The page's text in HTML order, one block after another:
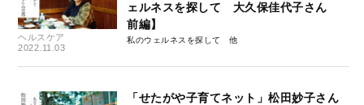
ヘルスケア
2022.11.03
ェルネスを探して 大久保佳代子さん
前編】
私のウェルネスを探して
「せたがや子育てネット」松田妙子さん